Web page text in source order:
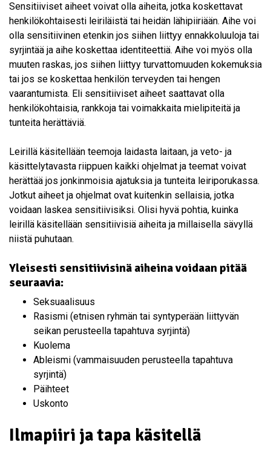
Sensitiiviset aiheet voivat olla aiheita, jotka koskettavat
henkilökohtaisesti leiriläistä tai heidän lähipiiriään. Aihe voi
olla sensitiivinen etenkin jos siihen liittyy ennakkoluuloja tai
syrjintää ja aihe koskettaa identiteettiä. Aihe voi myös olla
muuten raskas, jos siihen liittyy turvattomuuden kokemuksia
tai jos se koskettaa henkilön terveyden tai hengen
vaarantumista. Eli sensitiiviset aiheet saattavat olla
henkilökohtaisia, rankkoja tai voimakkaita mielipiteitä ja
tunteita herättäviä.
Leirillä käsitellään teemoja laidasta laitaan, ja veto- ja
käsittelytavasta riippuen kaikki ohjelmat ja teemat voivat
herättää jos jonkinmoisia ajatuksia ja tunteita leiriporukassa.
Jotkut aiheet ja ohjelmat ovat kuitenkin sellaisia, jotka
voidaan laskea sensitiivisiksi. Olisi hyvä pohtia, kuinka
leirillä käsitellään sensitiivisiä aiheita ja millaisella sävyllä
niistä puhutaan.
Yleisesti sensitiivisinä aiheina voidaan pitää
seuraavia:
Seksuaalisuus
Rasismi (etnisen ryhmän tai syntyperään liittyvän
seikan perusteella tapahtuva syrjintä)
Kuolema
Ableismi (vammaisuuden perusteella tapahtuva
syrjintä)
Päihteet
Uskonto
Ilmapiiri ja tapa käsitellä